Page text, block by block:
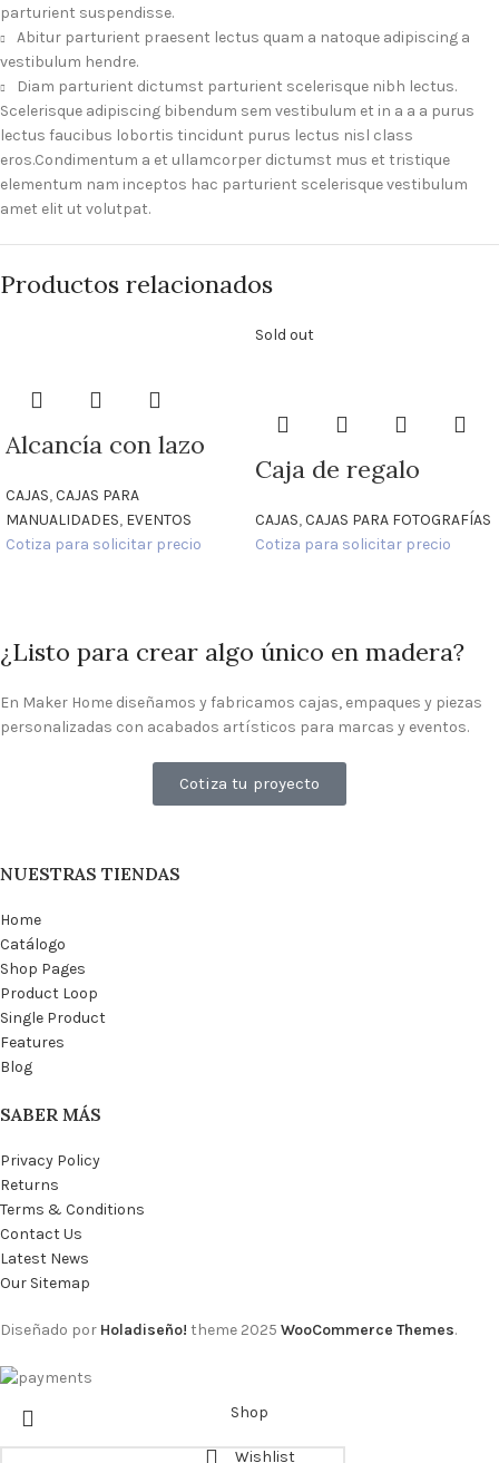
parturient suspendisse.
Abitur parturient praesent lectus quam a natoque adipiscing a
vestibulum hendre.
Diam parturient dictumst parturient scelerisque nibh lectus.
Scelerisque adipiscing bibendum sem vestibulum et in a a a purus
lectus faucibus lobortis tincidunt purus lectus nisl class
eros.Condimentum a et ullamcorper dictumst mus et tristique
elementum nam inceptos hac parturient scelerisque vestibulum
amet elit ut volutpat.
Productos relacionados
Alcancía con lazo
CAJAS,CAJAS PARA
MANUALIDADES, EVENTOS
Cotiza para solicitar precio
Sold out
Caja de regalo
CAJAS,CAJAS PARA FOTOGRAFÍAS
Cotiza para solicitar precio
¿Listo para crear algo único en madera?
En Maker Home diseñamos y fabricamos cajas, empaques y piezas
personalizadas con acabados artísticos para marcas y eventos.
Cotiza tu proyecto
NUESTRAS TIENDAS
Home
Catálogo
Shop Pages
Product Loop
Single Product
Features
Blog
SABER MÁS
Privacy Policy
Returns
Terms & Conditions
Contact Us
Latest News
Our Sitemap
Diseñado por Holadiseño! theme 2025 WooCommerce Themes.
Shop
Wishlist